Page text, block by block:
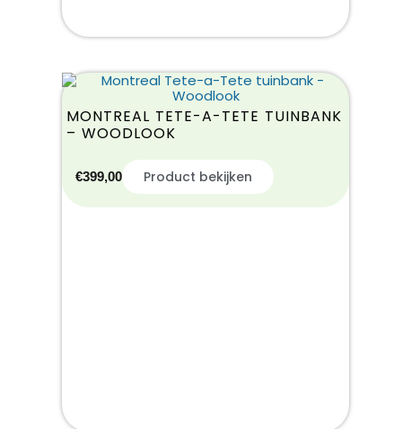
MONTREAL TETE-A-TETE TUINBANK
– WOODLOOK
€399,00 Product bekijken